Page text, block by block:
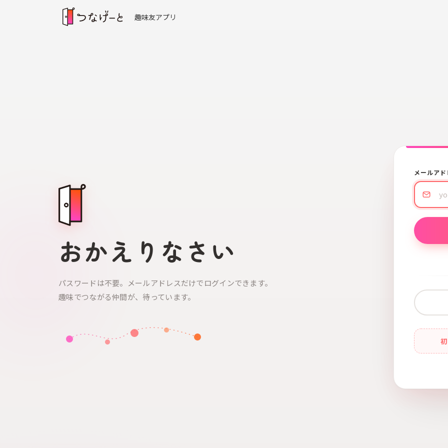
趣味友アプリ
おかえりなさい
パスワードは不要。メールアドレスだけでログインできます。
趣味でつながる仲間が、待っています。
メールア